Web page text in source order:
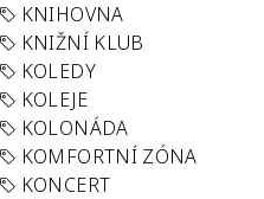
KNIHOVNA
KNIŽNÍ KLUB
KOLEDY
KOLEJE
KOLONÁDA
KOMFORTNÍ ZÓNA
KONCERT